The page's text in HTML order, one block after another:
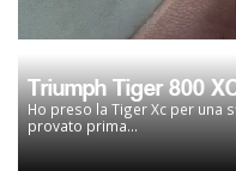
Triumph Tiger 800
Ho preso la Tiger Xc per una
provato prima...